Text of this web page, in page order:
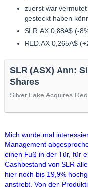
zuerst war
gesteckt haben
SLR.AX 0,88A$ (-
RED.AX 0,265A$
SLR (ASX) Ann:
Shares
Silver Lake Acquires
Mich würde mal
Management
einen Fuß in der Tür, für
Cashbestand von SLR
hier noch bis 19,9%
anstrebt. Von den